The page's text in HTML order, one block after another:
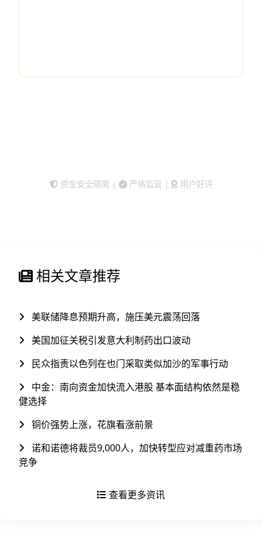
资金安全隔离 | 严格监管 | 用户好评
相关文章推荐
美联储降息预期升高，施压美元震荡回落
美国加征关税引发意大利制药出口波动
民众指责以色列在也门采取类似加沙的军事行动
中金：南向资金加快流入港股 基本面结构依然是稳
健选择
铜价强势上涨，花旗看涨前景
诺和诺德将裁员9,000人，加快转型应对减重药市场
竞争
查看更多资讯